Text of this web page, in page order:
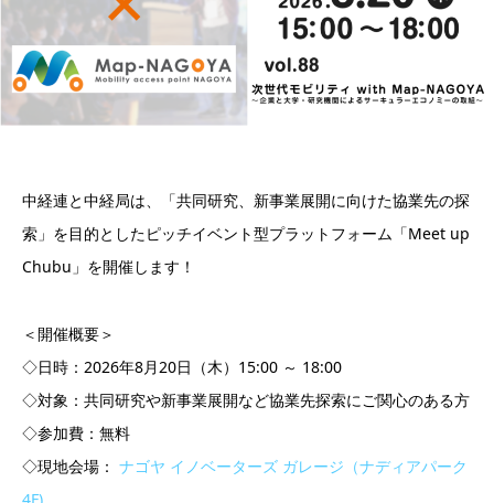
中経連と中経局は、「共同研究、新事業展開に向けた協業先の探
索」を目的としたピッチイベント型プラットフォーム「Meet up
Chubu」を開催します！
＜開催概要＞
◇日時：2026年8月20日（木）15:00 ～ 18:00
◇対象：共同研究や新事業展開など協業先探索にご関心のある方
◇参加費：無料
◇現地会場： ナゴヤ イノベーターズ ガレージ（ナディアパーク